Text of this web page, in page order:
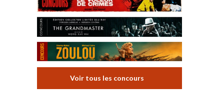
Voir tous les concours